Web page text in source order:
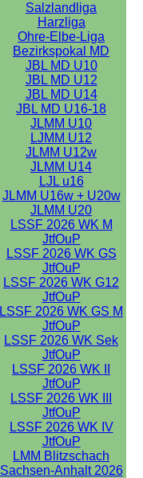
Salzlandliga
Harzliga
Ohre-Elbe-Liga
Bezirkspokal MD
JBL MD U10
JBL MD U12
JBL MD U14
JBL MD U16-18
JLMM U10
LJMM U12
JLMM U12w
JLMM U14
LJL u16
JLMM U16w + U20w
JLMM U20
LSSF 2026 WK M
JtfOuP
LSSF 2026 WK GS
JtfOuP
LSSF 2026 WK G12
JtfOuP
LSSF 2026 WK GS M
JtfOuP
LSSF 2026 WK Sek
JtfOuP
LSSF 2026 WK II
JtfOuP
LSSF 2026 WK III
JtfOuP
LSSF 2026 WK IV
JtfOuP
LMM Blitzschach
Sachsen-Anhalt 2026